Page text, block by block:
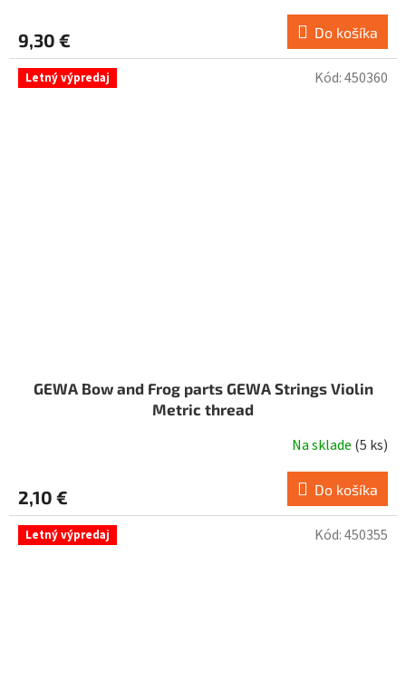
9,30 € Do košíka
Letný výpredaj
GEWA Bow and Frog parts GEWA Strings Violin
Metric thread
Na sklade (5 ks)
2,10 € Do košíka
Kód:450360
Letný výpredaj Kód:450355